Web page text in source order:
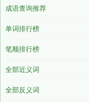
成语查询推荐
单词排行榜
笔顺排行榜
全部近义词
全部反义词